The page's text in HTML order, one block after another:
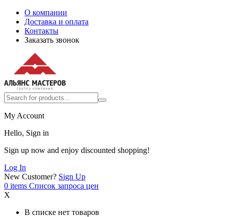
О компании
Доставка и оплата
Контакты
Заказать звонок
My Account
Hello, Sign in
Sign up now and enjoy discounted shopping!
Log In
New Customer? Sign Up
0 items Список запроса цен
X
В списке нет товаров